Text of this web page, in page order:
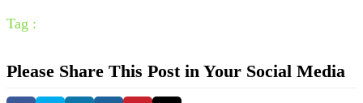
Tag :
Please Share This Post in Your Social Media